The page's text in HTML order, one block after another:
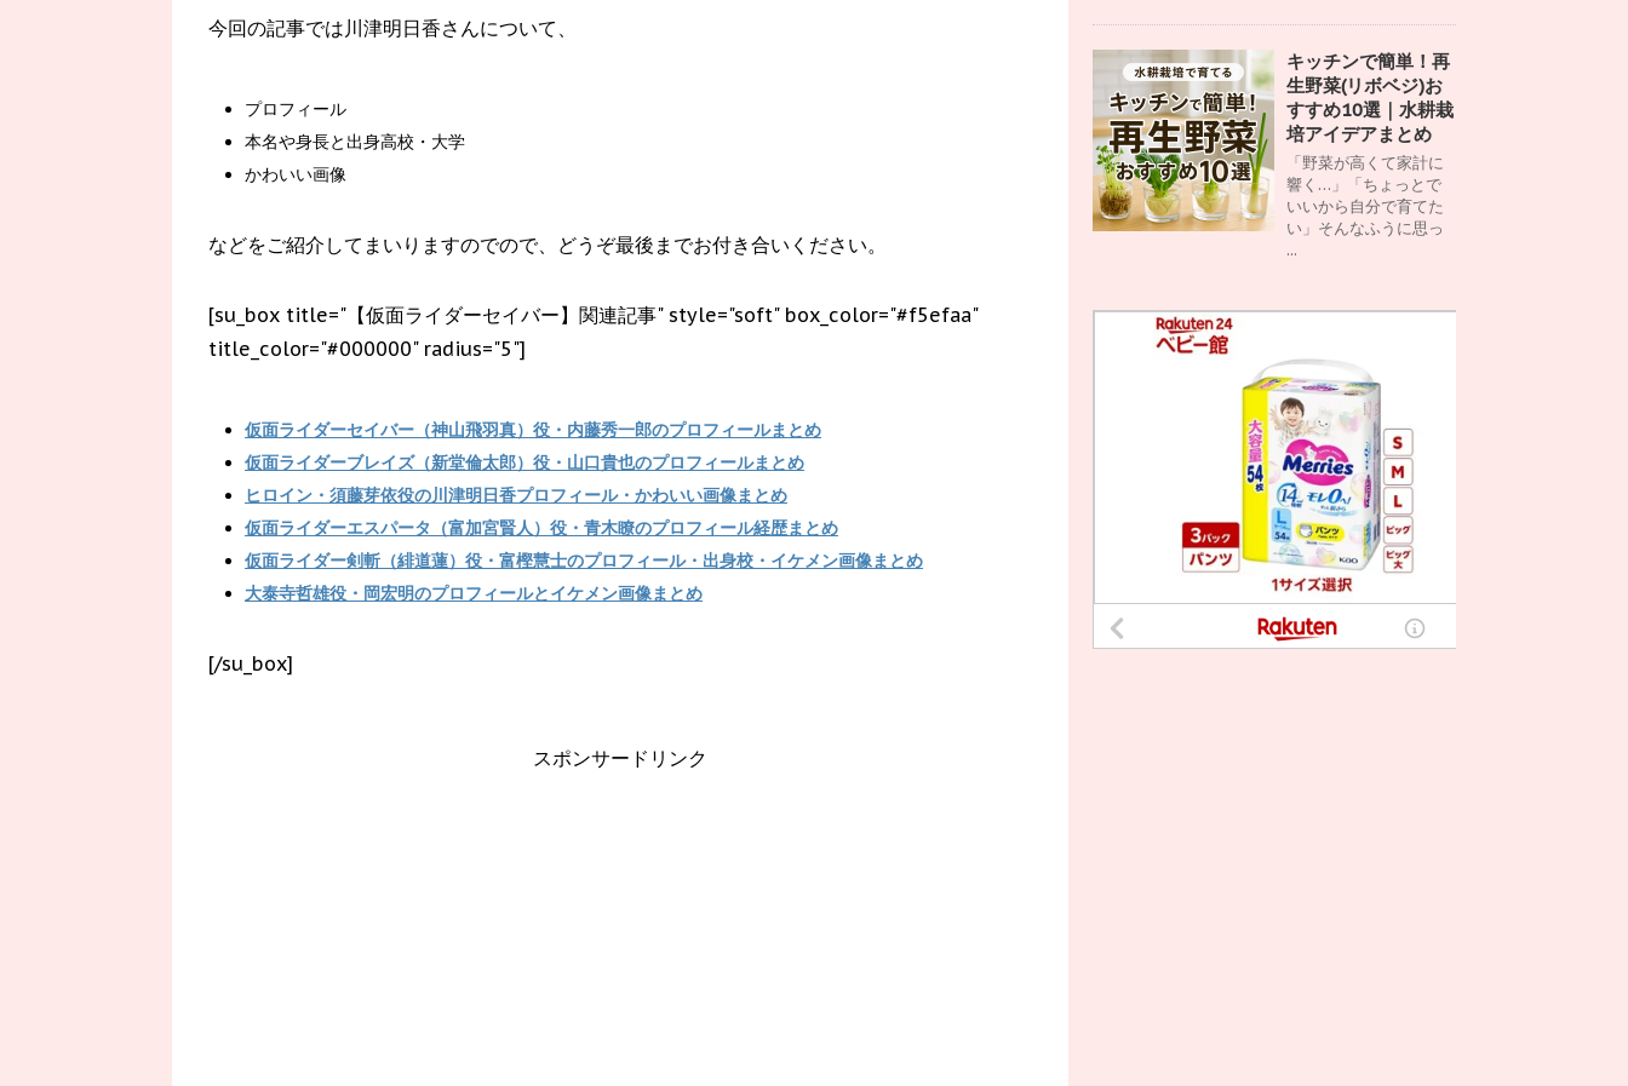
今回の記事では川津明日香さんについて、
プロフィール
本名や身長と出身高校・大学
かわいい画像
などをご紹介してまいりますのでので、どうぞ最後までお付き合いください。
[su_box title="【仮面ライダーセイバー】関連記事" style="soft" box_color="#f5efaa"
title_color="#000000" radius="5"]
仮面ライダーセイバー（神山飛羽真）役・内藤秀一郎のプロフィールまとめ
仮面ライダーブレイズ（新堂倫太郎）役・山口貴也のプロフィールまとめ
ヒロイン・須藤芽依役の川津明日香プロフィール・かわいい画像まとめ
仮面ライダーエスパータ（富加宮賢人）役・青木瞭のプロフィール経歴まとめ
仮面ライダー剣斬（緋道蓮）役・富樫慧士のプロフィール・出身校・イケメン画像まとめ
大泰寺哲雄役・岡宏明のプロフィールとイケメン画像まとめ
[/su_box]
スポンサードリンク
キッチンで簡単！再
生野菜(リボベジ)お
すすめ10選｜水耕栽
培アイデアまとめ
「野菜が高くて家計に
響く…」「ちょっとで
いいから自分で育てた
い」そんなふうに思っ
...